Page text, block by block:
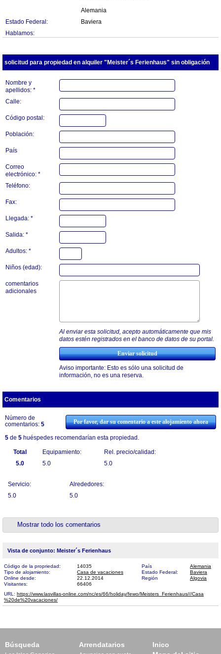
Alemania
Estado Federal:
Baviera
Hablamos:
solicitud para propiedad en alquiler "Meister´s Ferienhaus" sin obligación
Nombre y
apellidos: *
Calle:
Código postal:
Población:
País
Correo
electrónico: *
Teléfono:
Fax:
Llegada: *
Salida: *
Adultos: *
Niños (edad):
comentarios
adicionales
Al enviar esta solicitud, acepto automáticamente que mis
datos estén registrados en el banco de datos de su portal.
Aviso importante: Esto es sólo una solicitud de
información, no es una reserva.
Comentarios
Por favor, dar su comentario a este alojamiento ahora
Número de
comentarios: 5
5 de 5 huéspedes recomendarían esta propiedad.
Total
5.0
Equipamiento:
5.0
Rel. precio/calidad:
5.0
Servicio:
5.0
Alrededores:
5.0
Mostrar todo los comentarios
Vista de conjunto: Meister´s Ferienhaus
Código de la propriedad: 14035 País
Alemania
Tipo de alojamiento:
Casa de vacaciones Estado Federal:
Baviera
Online desde:
22.12.2014 Región
Algovia
Visitantes:
66406
URL: https://www.lasvillas-online.com/nc/es/66/holiday/fewo/Meisters_Ferienhaus///Casa​
%20de%20vacaciones/
Búsqueda Arrendatarios
Inico